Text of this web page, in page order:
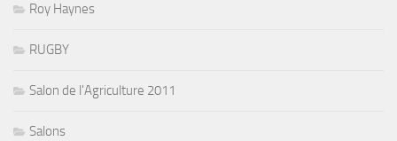
Roy Haynes
RUGBY
Salon de l'Agriculture 2011
Salons